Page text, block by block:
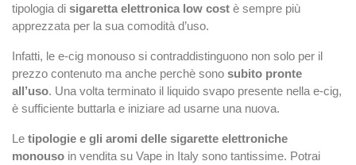
tipologia di sigaretta elettronica low cost è sempre più
apprezzata per la sua comodità d’uso.
Infatti, le e-cig monouso si contraddistinguono non solo per il
prezzo contenuto ma anche perchè sono subito pronte
all’uso. Una volta terminato il liquido svapo presente nella e-cig,
è sufficiente buttarla e iniziare ad usarne una nuova.
Le tipologie e gli aromi delle sigarette elettroniche
monouso in vendita su Vape in Italy sono tantissime. Potrai